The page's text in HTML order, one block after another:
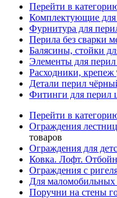
Перейти в
Комплектующие для
Фурнитура для
Перила без сварки
Балясины, стойки
Элементы для перил
Расходники, крепеж
Детали перил
Фитинги для перил
Перейти в
Ограждения
товаров
Ограждения для
Ковка. Лофт.
Ограждения с
Для маломобильных
Поручни на стены